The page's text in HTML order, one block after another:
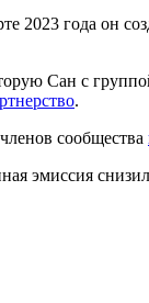
2023 года он
Сан с
.
сообщества
эмиссия